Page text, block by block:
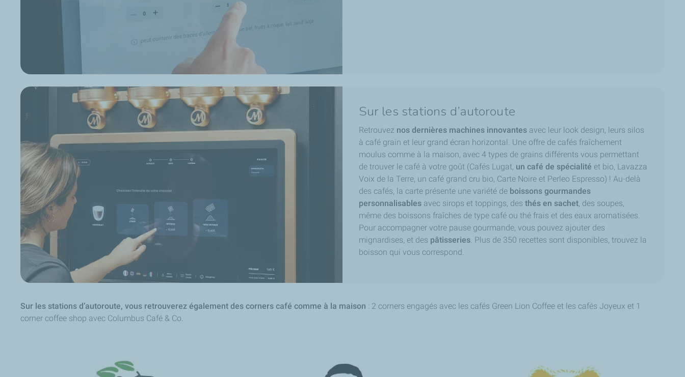
Sur les stations d’autoroute
Retrouvez nos dernières machines innovantes avec leur look design, leurs silos
à café grain et leur grand écran horizontal. Une offre de cafés fraîchement
moulus comme à la maison, avec 4 types de grains différents vous permettant
de trouver le café à votre goût (Cafés Lugat, un café de spécialité et bio, Lavazza
Voix de la Terre, un café grand cru bio, Carte Noire et Perleo Espresso) ! Au-delà
des cafés, la carte présente une variété de boissons gourmandes
personnalisablesavec sirops et toppings, des thés en sachet, des soupes,
même des boissons fraîches de type café ou thé frais et des eaux aromatisées.
Pour accompagner votre pause gourmande, vous pouvez ajouter des
mignardises, et des pâtisseries. Plus de 350 recettes sont disponibles, trouvez la
boisson qui vous correspond.
Sur les stations d’autoroute, vous retrouverez également des corners café comme à la maison : 2 corners engagés avec les cafés Green Lion Coffee et les cafés Joyeux et 1
corner coffee shop avec Columbus Café & Co.